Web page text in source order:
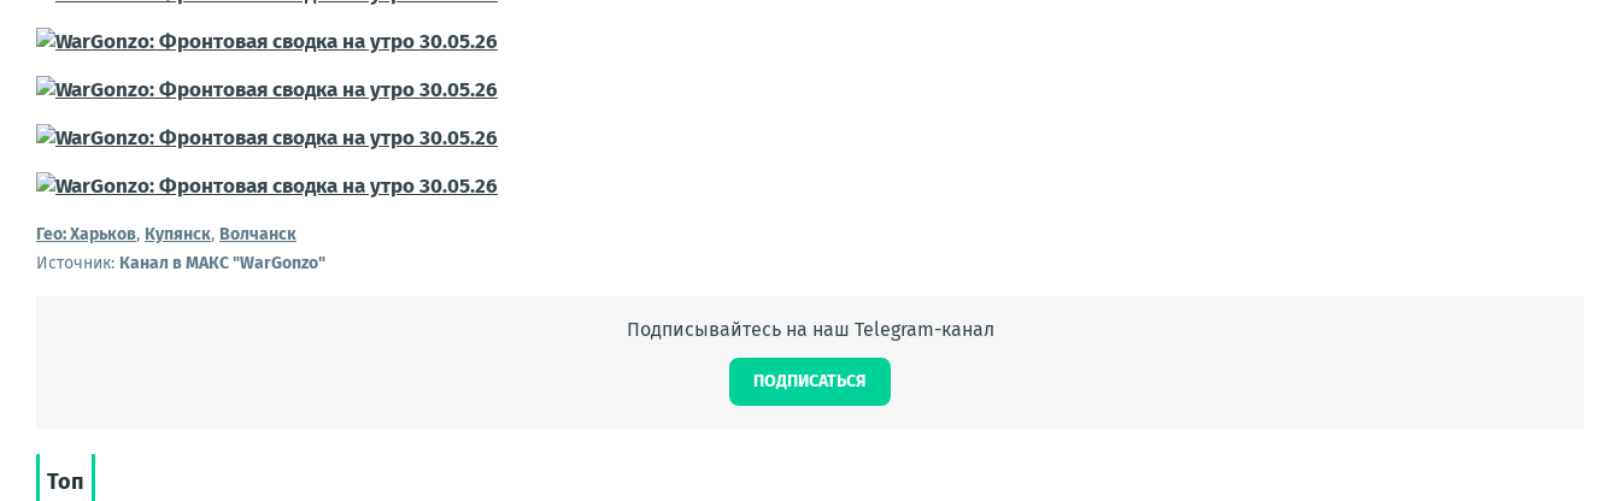
Гео:Харьков, Купянск, Волчанск
Источник: Канал в МАКС "WarGonzo"
Подписывайтесь на наш Telegram-канал
ПОДПИСАТЬСЯ
Топ